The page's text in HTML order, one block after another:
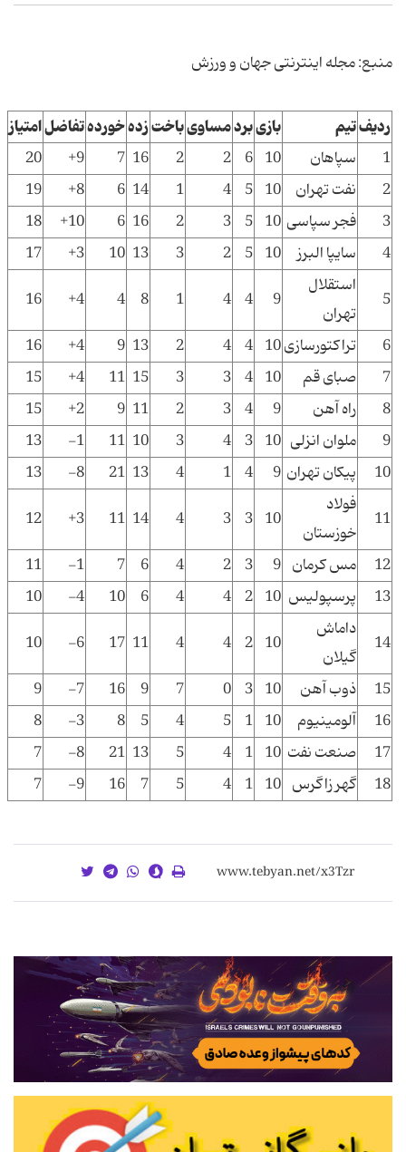
منبع: مجله اینترنتی جهان و ورزش
ردیفتیم بازیبردمساویباختزدهخوردهتفاضلامتیاز
1 سپاهان 10
6
2
2
16
7
9+
20
2
نفت تهران 10
5
4
1
14
6
8+
19
3
فجر سپاسی 10
5
3
2
16
6
10+
18
4
سایپا البرز 10
5
2
3
13
10
3+
17
5
استقلال
تهران
9
4
4
1
8
4
4+
16
6
تراکتورسازی10
4
4
2
13
9
4+
16
7
صبای قم 10
4
3
3
15
11
4+
15
8
راه آهن 9
4
3
2
11
9
2+
15
9
ملوان انزلی 10
3
4
3
10
11
1-
13
10
پیکان تهران 9
4
1
4
13
21
8-
13
11
فولاد
خوزستان
10
3
3
4
14
11
3+
12
12
مس کرمان 9
3
2
4
6
7
1-
11
13
پرسپولیس 10
2
4
4
6
10
4-
10
14
داماش
گیلان
10
2
4
4
11
17
6-
10
15
ذوب آهن 10
3
0
7
9
16
7-
9
16
آلومینیوم 10
1
5
4
5
8
3-
8
17
صنعت نفت 10
1
4
5
13
21
8-
7
18
گهر زاگرس 10
1
4
5
7
16
9-
7